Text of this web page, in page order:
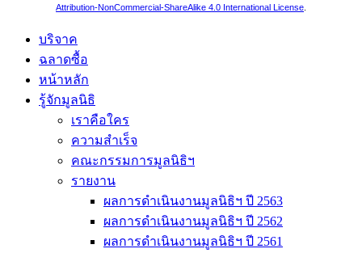
Attribution-NonCommercial-ShareAlike 4.0 International License
บริจาค
ฉลาดซื้อ
หน้าหลัก
รู้จักมูลนิธิ
เราคือใคร
ความสำเร็จ
คณะกรรมการมูลนิธิฯ
รายงาน
ผลการดำเนินงานมูลนิธิฯ ปี 2563
ผลการดำเนินงานมูลนิธิฯ ปี 2562
ผลการดำเนินงานมูลนิธิฯ ปี 2561